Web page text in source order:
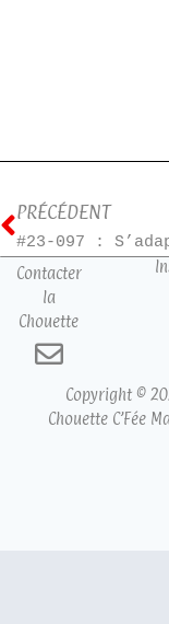
PRÉCÉDENT
#23-097 :
Contacter
la
Chouette
Copyright ©
Chouette C’Fée